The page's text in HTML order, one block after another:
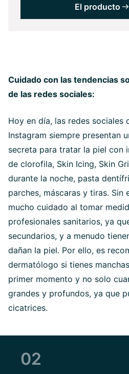
El producto
Cuidado con las tendencias
de las redes sociales:
Hoy en día, las redes sociales
Instagram siempre presentan
secreta para tratar la piel con
de clorofila, Skin Icing, Skin
durante la noche, pasta
parches, máscaras y tiras. Sin
mucho cuidado al tomar
profesionales sanitarios, ya
secundarios, y a menudo
dañan la piel. Por ello, es
dermatólogo si tienes
primer momento y no solo
grandes y profundos, ya que
cicatrices.
02